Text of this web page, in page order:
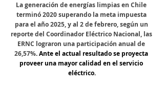
La generación de energías limpias en Chile
terminó 2020 superando la meta impuesta
para el año 2025, y al 2 de febrero, según un
reporte del Coordinador Eléctrico Nacional, las
ERNC lograron una participación anual de
26,57%. Ante el actual resultado se proyecta
proveer una mayor calidad en el servicio
eléctrico.